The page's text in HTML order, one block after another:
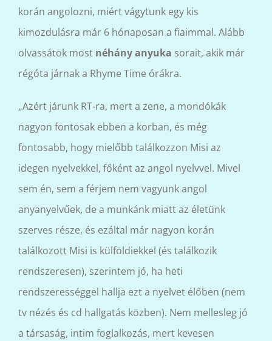
korán angolozni, miért vágytunk egy kis
kimozdulásra már 6 hónaposan a fiaimmal. Alább
olvassátok most néhány anyuka sorait, akik már
régóta járnak a Rhyme Time órákra.
„Azért járunk RT-ra, mert a zene, a mondókák
nagyon fontosak ebben a korban, és még
fontosabb, hogy mielőbb találkozzon Misi az
idegen nyelvekkel, főként az angol nyelvvel. Mivel
sem én, sem a férjem nem vagyunk angol
anyanyelvűek, de a munkánk miatt az életünk
szerves része, és ezáltal már nagyon korán
találkozott Misi is külföldiekkel (és találkozik
rendszeresen), szerintem jó, ha heti
rendszerességgel hallja ezt a nyelvet élőben (nem
tv nézés és cd hallgatás közben). Nem mellesleg jó
a társaság, intim foglalkozás, mert kevesen